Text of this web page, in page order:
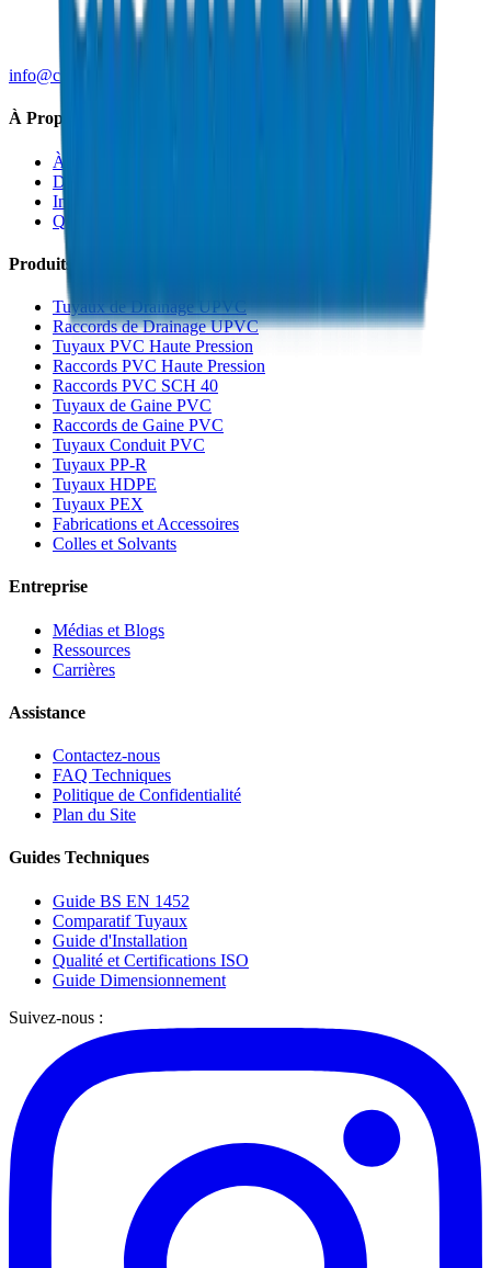
info@crownplasticuae.com
À Propos de Crown
À Propos
Durabilité
Innovation
Qualité et Certifications
Produits
Tuyaux de Drainage UPVC
Raccords de Drainage UPVC
Tuyaux PVC Haute Pression
Raccords PVC Haute Pression
Raccords PVC SCH 40
Tuyaux de Gaine PVC
Raccords de Gaine PVC
Tuyaux Conduit PVC
Tuyaux PP-R
Tuyaux HDPE
Tuyaux PEX
Fabrications et Accessoires
Colles et Solvants
Entreprise
Médias et Blogs
Ressources
Carrières
Assistance
Contactez-nous
FAQ Techniques
Politique de Confidentialité
Plan du Site
Guides Techniques
Guide BS EN 1452
Comparatif Tuyaux
Guide d'Installation
Qualité et Certifications ISO
Guide Dimensionnement
Suivez-nous :